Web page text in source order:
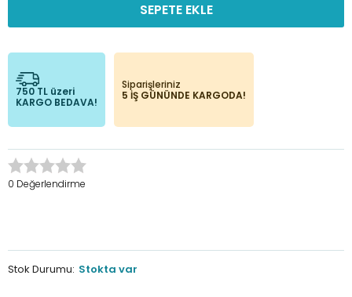
SEPETE EKLE
750 TL üzeri
KARGO BEDAVA!
Siparişleriniz
5 İŞ GÜNÜNDE KARGODA!
0 Değerlendirme
Stok Durumu: Stokta var